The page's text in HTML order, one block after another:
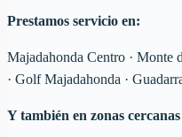
Prestamos servicio en:
Majadahonda Centro · Monte
· Golf Majadahonda ·
Y también en zonas